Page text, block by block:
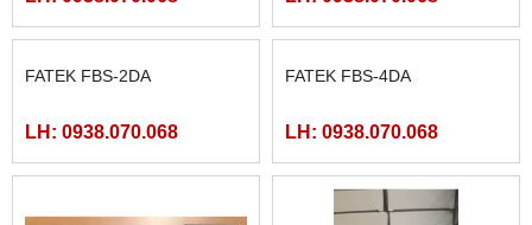
7INCH CÓ ETHRNET
LH: 0938.070.068
V708CD
LH: 0938.070.068